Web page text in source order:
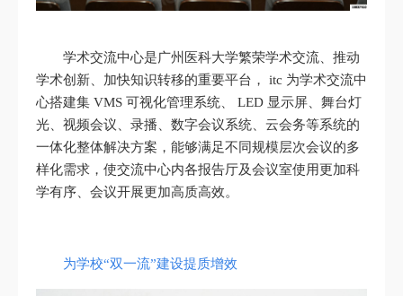
学术交流中心是广州医科大学繁荣学术交流、推动
学术创新、加快知识转移的重要平台， itc 为学术交流中
心搭建集 VMS 可视化管理系统、 LED 显示屏、舞台灯
光、视频会议、录播、数字会议系统、云会务等系统的
一体化整体解决方案，能够满足不同规模层次会议的多
样化需求，使交流中心内各报告厅及会议室使用更加科
学有序、会议开展更加高质高效。
为学校“双一流”建设提质增效